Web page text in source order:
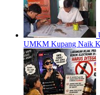
UMKM Kupang Naik